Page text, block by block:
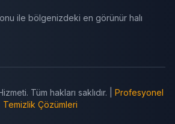
ile bölgenizdeki en görünür halı
Tüm hakları saklıdır. | Profesyonel
Temizlik Çözümleri